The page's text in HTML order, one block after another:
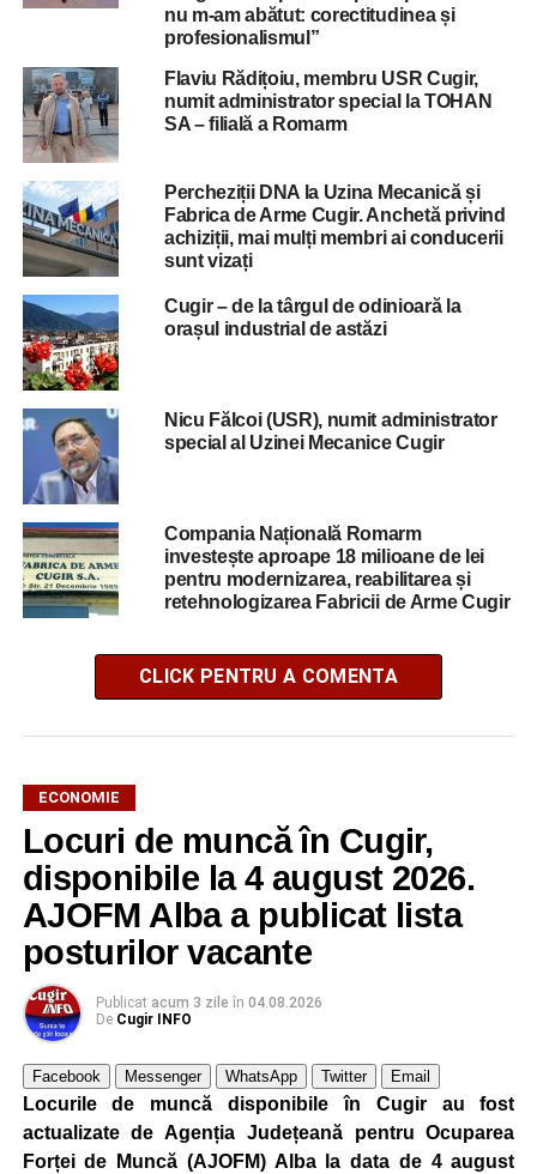
nu m-am abătut: corectitudinea și
profesionalismul”
Flaviu Rădițoiu, membru USR Cugir,
numit administrator special la TOHAN
SA – filială a Romarm
Percheziții DNA la Uzina Mecanică și
Fabrica de Arme Cugir. Anchetă privind
achiziții, mai mulți membri ai conducerii
sunt vizați
Cugir – de la târgul de odinioară la
orașul industrial de astăzi
Nicu Fălcoi (USR), numit administrator
special al Uzinei Mecanice Cugir
Compania Națională Romarm
investește aproape 18 milioane de lei
pentru modernizarea, reabilitarea și
retehnologizarea Fabricii de Arme Cugir
CLICK PENTRU A COMENTA
ECONOMIE
Locuri de muncă în Cugir,
disponibile la 4 august 2026.
AJOFM Alba a publicat lista
posturilor vacante
Publicat acum 3 zile în 04.08.2026
De Cugir INFO
Facebook Messenger WhatsApp Twitter Email
Locurile de muncă disponibile în Cugir au fost
actualizate de Agenția Județeană pentru Ocuparea
Forței de Muncă (AJOFM) Alba la data de 4 august